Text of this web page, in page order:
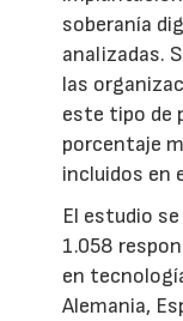
soberanía
analizadas.
las
este tipo de
porcentaje
incluidos en
El estudio
1.058
en
Alemania,